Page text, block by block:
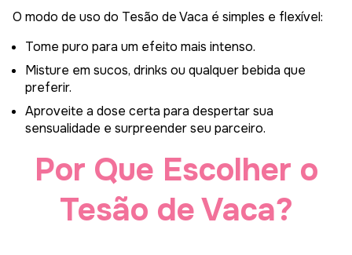
O modo de uso do Tesão de Vaca é simples e flexível:
Tome puro para um efeito mais intenso.
Misture em sucos, drinks ou qualquer bebida que
preferir.
Aproveite a dose certa para despertar sua
sensualidade e surpreender seu parceiro.
Por Que Escolher o
Tesão de Vaca?